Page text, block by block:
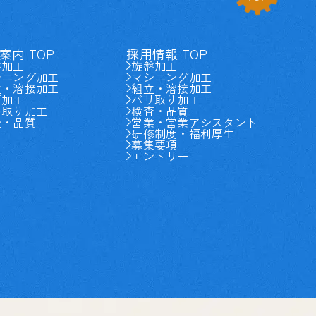
内 TOP
工
ング加工
溶接加工
工
り加工
品質
採用情報 TOP
旋盤加工
マシニング加工
組立・溶接加工
バリ取り加工
検査・品質
営業・営業アシスタント
研修制度・福利厚生
募集要項
エントリー